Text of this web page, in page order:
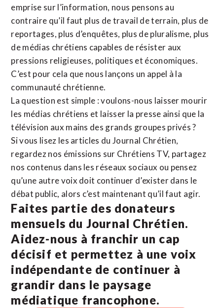
emprise sur l’information, nous pensons au
contraire qu’il faut plus de travail de terrain, plus de
reportages, plus d’enquêtes, plus de pluralisme, plus
de médias chrétiens capables de résister aux
pressions religieuses, politiques et économiques.
C’est pour cela que nous lançons un appel à la
communauté chrétienne.
La question est simple : voulons-nous laisser mourir
les médias chrétiens et laisser la presse ainsi que la
télévision aux mains des grands groupes privés ?
Si vous lisez les articles du Journal Chrétien,
regardez nos émissions sur Chrétiens TV, partagez
nos contenus dans les réseaux sociaux ou pensez
qu’une autre voix doit continuer d’exister dans le
débat public, alors c’est maintenant qu’il faut agir.
Faites partie des donateurs
mensuels du Journal Chrétien.
Aidez-nous à franchir un cap
décisif et permettez à une voix
indépendante de continuer à
grandir dans le paysage
médiatique francophone.